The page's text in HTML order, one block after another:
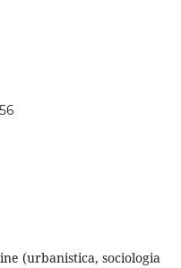
(urbanistica, sociologia